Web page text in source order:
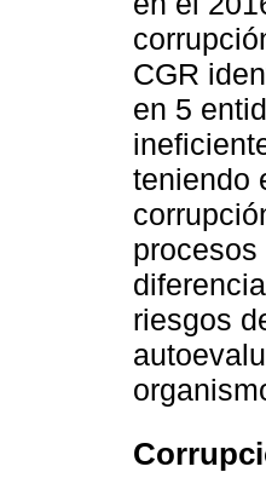
CGR
en 5
teniendo
riesgos